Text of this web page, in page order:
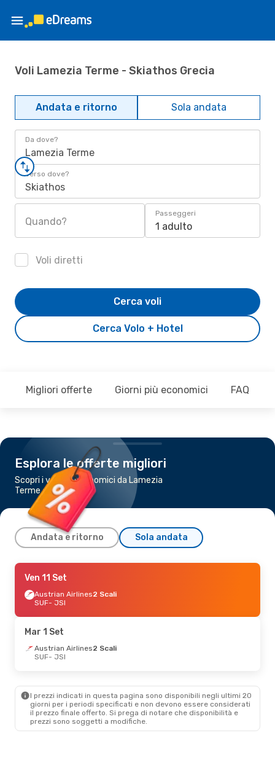
Voli Lamezia Terme - Skiathos Grecia
Andata e ritorno Sola andata
Da dove?
Lamezia Terme
Verso dove?
Skiathos
Quando?
Passeggeri
1 adulto
Voli diretti
Cerca Volo + Hotel
Cerca voli
Migliori offerte Giorni più economici FAQ
Esplora le offerte migliori
Scopri i voli più economici da Lamezia
Terme a Skiathos
Andata e ritorno Sola andata
Mer 26 Ago
Lufthansa1 Scalo
SUF- JSI
JSI- SUF
Lun 7 Set - Ven 11 Set
- SUF
Sab 19 Set - Mer 23 Set
Ven 11 Set
Austrian Airlines2 Scali
SUF- JSI
Mar 1 Set
Austrian Airlines2 Scali
SUF- JSI
I prezzi indicati in questa pagina sono disponibili negli ultimi 20
giorni per i periodi specificati e non devono essere considerati
il ​​prezzo finale offerto. Si prega di notare che disponibilità e
prezzi sono soggetti a modifiche.